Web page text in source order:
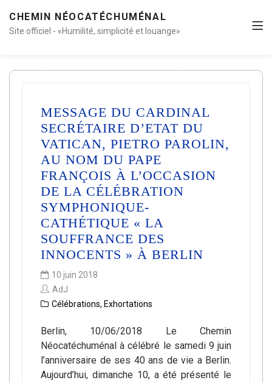
CHEMIN NÉOCATÉCHUMÉNAL
Site officiel - «Humilité, simplicité et louange»
MESSAGE DU CARDINAL
SECRÉTAIRE D’ETAT DU
VATICAN, PIETRO PAROLIN,
AU NOM DU PAPE
FRANÇOIS À L’OCCASION
DE LA CÉLÉBRATION
SYMPHONIQUE-
CATHÉTIQUE « LA
SOUFFRANCE DES
INNOCENTS » À BERLIN
10 juin 2018
AdJ
Célébrations, Exhortations
Berlin, 10/06/2018 Le Chemin
Néocatéchuménal à célébré le samedi 9 juin
l’anniversaire de ses 40 ans de vie a Berlin.
Aujourd’hui, dimanche 10, a été présenté le